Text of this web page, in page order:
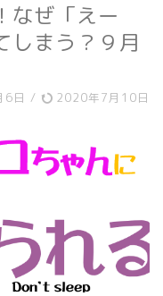
なぜ「えー
しまう？９月
6日 / 2020年7月10日